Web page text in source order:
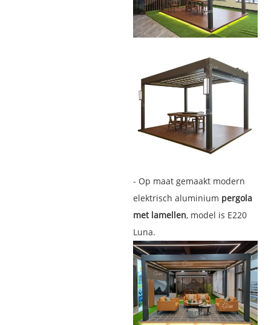
- Op maat gemaakt modern
elektrisch aluminium pergola
met lamellen, model is E220
Luna.